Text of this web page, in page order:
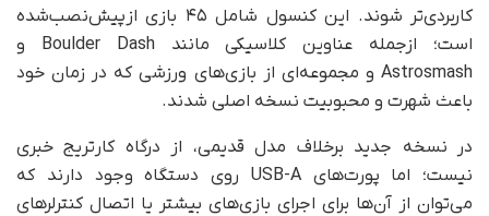
کاربردی‌تر شوند. این کنسول شامل ۴۵ بازی ازپیش‌نصب‌شده
است؛ ازجمله عناوین کلاسیکی مانند Boulder Dash و
Astrosmash و مجموعه‌ای از بازی‌های ورزشی که در زمان خود
باعث شهرت و محبوبیت نسخه اصلی شدند.
در نسخه جدید برخلاف مدل قدیمی، از درگاه کارتریج خبری
نیست؛ اما پورت‌های USB-A روی دستگاه وجود دارند که
می‌توان از آن‌ها برای اجرای بازی‌های بیشتر یا اتصال کنترلرهای